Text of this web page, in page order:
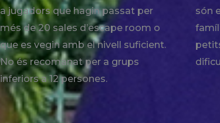
a jugadors que hagin passat per
més de 20 sales d’escape room o
que es vegin amb el nivell suficient.
No és recomanat per a grups
inferiors a 12 persones.
són